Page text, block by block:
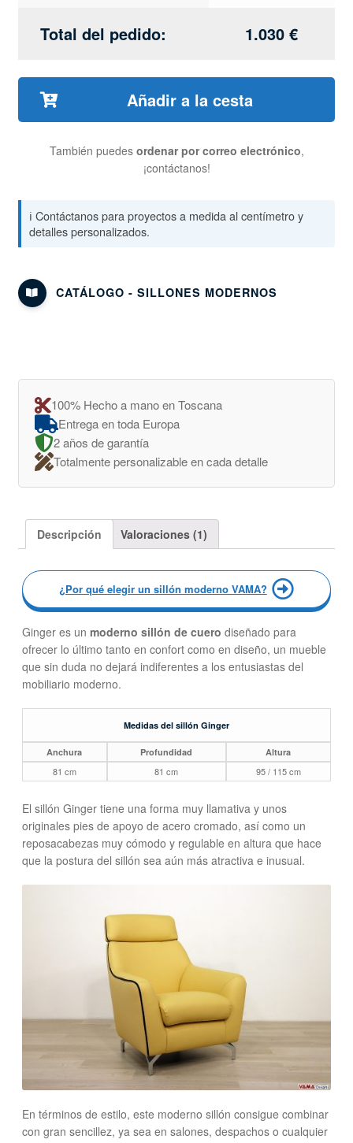
Total del pedido: 1.030€
Añadir a la cesta
También puedes ordenar por correo electrónico,
¡contáctanos!
ℹ️ Contáctanos para proyectos a medida al centímetro y
detalles personalizados.
CATÁLOGO - SILLONES MODERNOS
100% Hecho a mano en Toscana
Entrega en toda Europa
2 años de garantía
Totalmente personalizable en cada detalle
Descripción Valoraciones (1)
¿Por qué elegir un sillón moderno VAMA?
Ginger es un moderno sillón de cuero diseñado para
ofrecer lo último tanto en confort como en diseño, un mueble
que sin duda no dejará indiferentes a los entusiastas del
mobiliario moderno.
Medidas del sillón Ginger
Anchura Profundidad Altura
81 cm 81 cm 95 / 115 cm
El sillón Ginger tiene una forma muy llamativa y unos
originales pies de apoyo de acero cromado, así como un
reposacabezas muy cómodo y regulable en altura que hace
que la postura del sillón sea aún más atractiva e inusual.
En términos de estilo, este moderno sillón consigue combinar
con gran sencillez, ya sea en salones, despachos o cualquier